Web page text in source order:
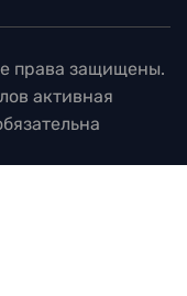
права защищены.
активная